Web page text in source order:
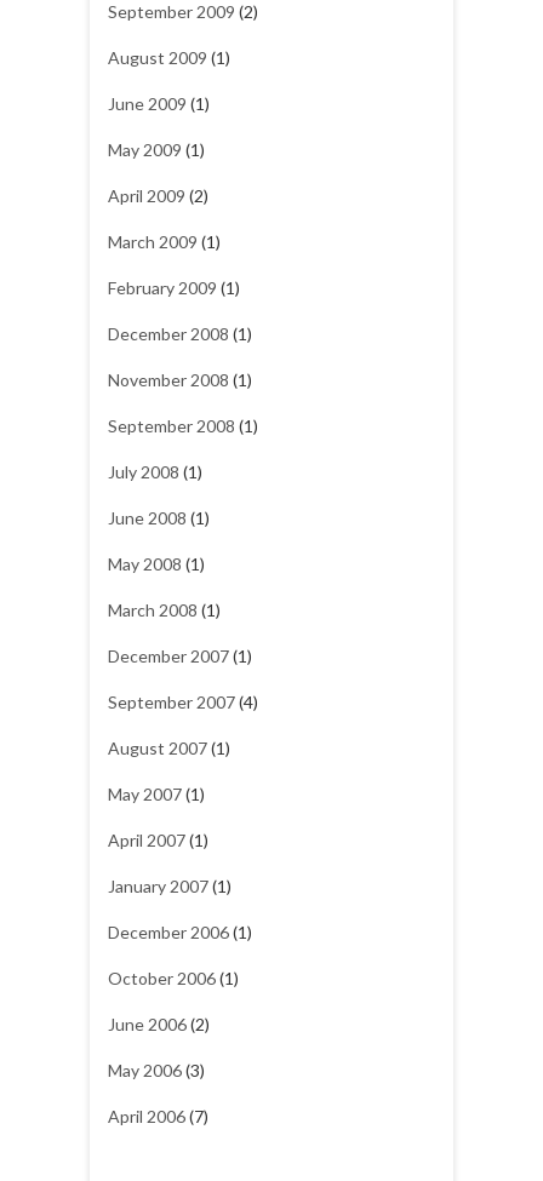
September 2009 (2)
August 2009 (1)
June 2009 (1)
May 2009 (1)
April 2009 (2)
March 2009 (1)
February 2009 (1)
December 2008 (1)
November 2008 (1)
September 2008 (1)
July 2008 (1)
June 2008 (1)
May 2008 (1)
March 2008 (1)
December 2007(1)
September 2007(4)
August 2007(1)
May 2007(1)
April 2007(1)
January 2007(1)
December 2006(1)
October 2006(1)
June 2006(2)
May 2006(3)
April 2006(7)